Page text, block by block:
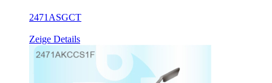
2471ASGCT
Zeige Details